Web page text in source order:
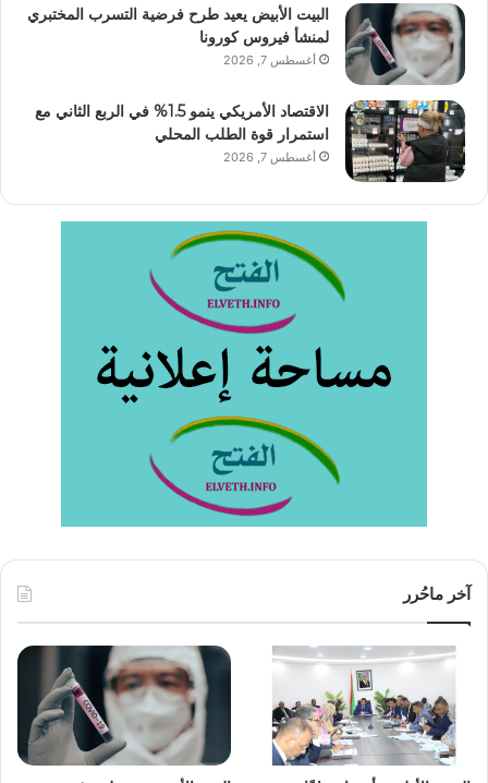
البيت الأبيض يعيد طرح فرضية التسرب المختبري
لمنشأ فيروس كورونا
أغسطس 7, 2026
الاقتصاد الأمريكي ينمو 1.5% في الربع الثاني مع
استمرار قوة الطلب المحلي
أغسطس 7, 2026
آخر ماحُرر